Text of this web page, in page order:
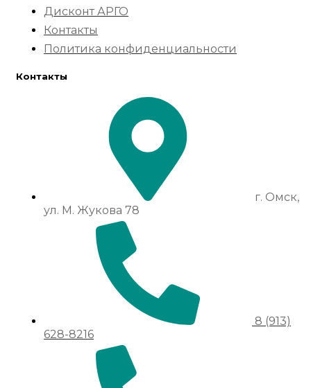
Дисконт АРГО
Контакты
Политика конфиденциальности
Контакты
г. Омск,
ул. М. Жукова 78
8 (913)
628-8216